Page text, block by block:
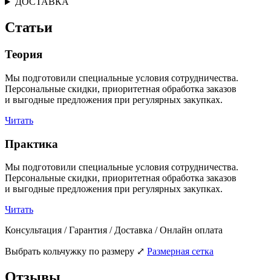
Статьи
Теория
Мы подготовили специальные условия сотрудничества.
Персональные скидки, приоритетная обработка заказов
и выгодные предложения при регулярных закупках.
Читать
Практика
Мы подготовили специальные условия сотрудничества.
Персональные скидки, приоритетная обработка заказов
и выгодные предложения при регулярных закупках.
Читать
Консультация / Гарантия / Доставка / Онлайн оплата
Выбрать кольчужку по размеру ⤢ Размерная сетка